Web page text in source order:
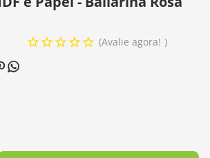
Avalie agora!